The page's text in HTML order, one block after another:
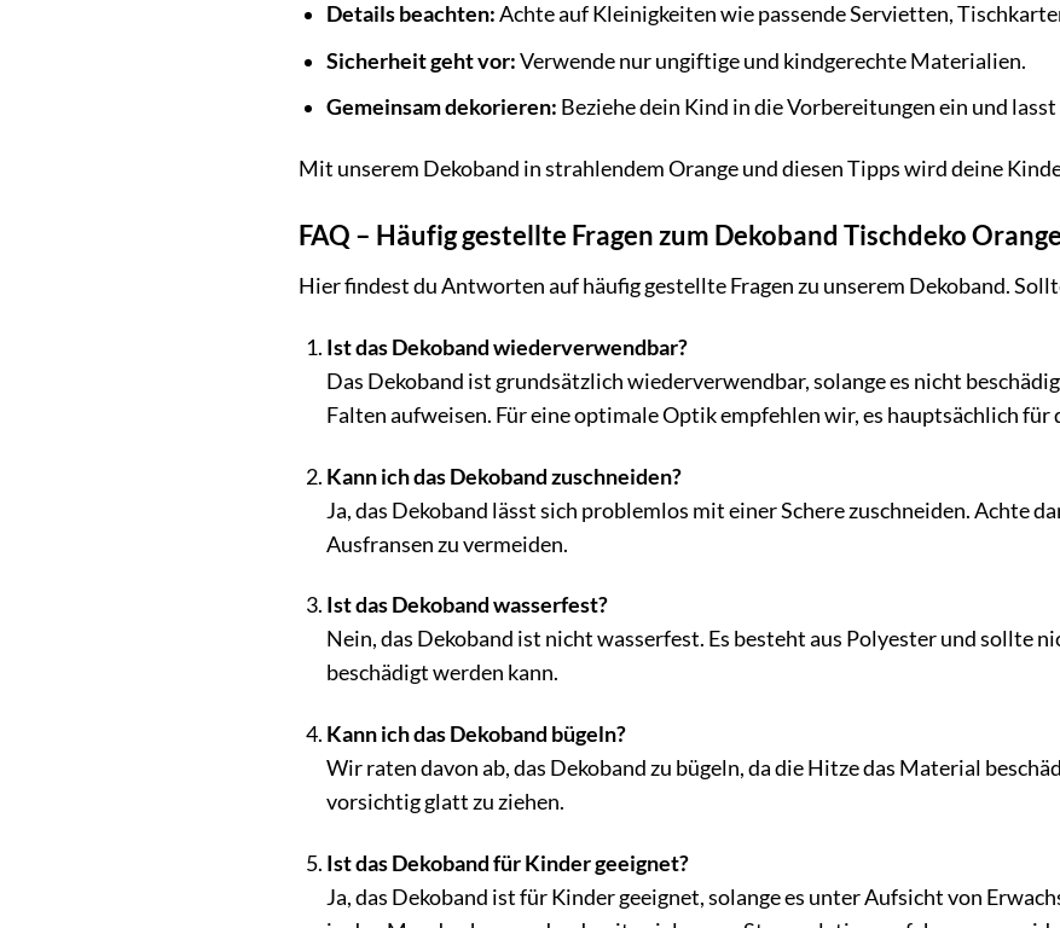
Details beachten:Achte auf Kleinigkeiten wie passende Servietten,
Sicherheit geht vor:Verwende nur ungiftige und kindgerechte Materialien.
Gemeinsam dekorieren: Beziehe dein Kind in die Vorbereitungen ein und
Mit unserem Dekoband in strahlendem Orange und diesen Tipps wird deine
FAQ – Häufig gestellte Fragen zum Dekoband Tischdeko Orange
Hier findest du Antworten auf häufig gestellte Fragen zu unserem Dekoband.
Ist das Dekoband wiederverwendbar?
Das Dekoband ist grundsätzlich wiederverwendbar, solange es nicht
Falten aufweisen. Für eine optimale Optik empfehlen wir, es hauptsächlich für
Kann ich das Dekoband zuschneiden?
Ja, das Dekoband lässt sich problemlos mit einer Schere zuschneiden. Achte
Ausfransen zu vermeiden.
Ist das Dekoband wasserfest?
Nein, das Dekoband ist nicht wasserfest. Es besteht aus Polyester und sollte
beschädigt werden kann.
Kann ich das Dekoband bügeln?
Wir raten davon ab, das Dekoband zu bügeln, da die Hitze das Material
vorsichtig glatt zu ziehen.
Ist das Dekoband für Kinder geeignet?
Ja, das Dekoband ist für Kinder geeignet, solange es unter Aufsicht von